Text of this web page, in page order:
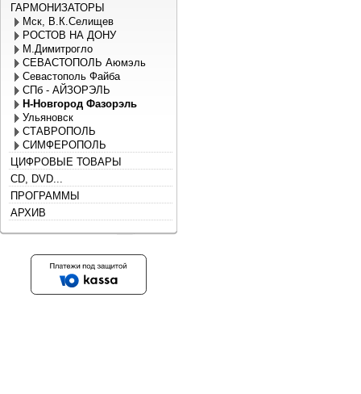
ГАРМОНИЗАТОРЫ
Мск, В.К.Селищев
РОСТОВ НА ДОНУ
М.Димитрогло
СЕВАСТОПОЛЬ Аюмэль
Севастополь Файба
СПб - АЙЗОРЭЛЬ
Н-Новгород Фазорэль
Ульяновск
СТАВРОПОЛЬ
СИМФЕРОПОЛЬ
ЦИФРОВЫЕ ТОВАРЫ
CD, DVD...
ПРОГРАММЫ
АРХИВ